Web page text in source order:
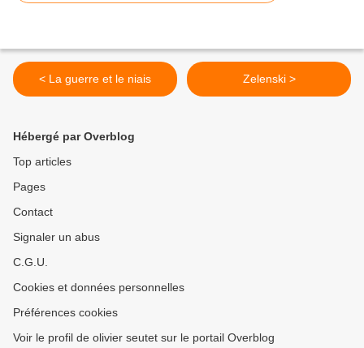
< La guerre et le niais Zelenski >
Hébergé par Overblog
Top articles
Pages
Contact
Signaler un abus
C.G.U.
Cookies et données personnelles
Préférences cookies
Voir le profil de olivier seutet sur le portail Overblog